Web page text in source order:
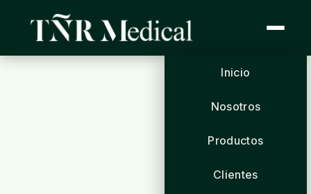
Inicio
Nosotros
Productos
Clientes